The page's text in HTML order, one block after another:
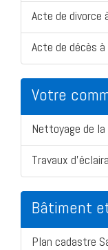
Acte de divorce
Acte de décès
Votre
Nettoyage de la
Travaux
Bâtiment
Plan cadastre